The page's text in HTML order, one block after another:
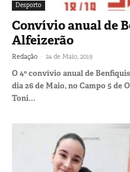
Desporto
Convívio anual de
Alfeizerão
Redação - 24 de Maio, 2019
O 4º convívio anual de
dia 26 de Maio, no Campo 5 de
Toni...